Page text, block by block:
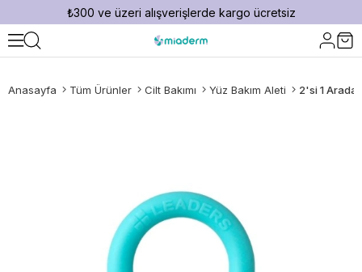
₺300 ve üzeri alışverişlerde kargo ücretsiz
Anasayfa Tüm Ürünler Cilt Bakımı Yüz Bakım Aleti 2'si 1 Arada